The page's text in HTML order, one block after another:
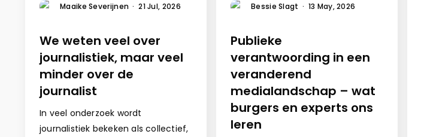
Maaike Severijnen · 21 Jul, 2026
We weten veel over
journalistiek, maar veel
minder over de
journalist
In veel onderzoek wordt
journalistiek bekeken als collectief,
Bessie Slagt · 13 May, 2026
Publieke
verantwoording in een
veranderend
medialandschap – wat
burgers en experts ons
leren